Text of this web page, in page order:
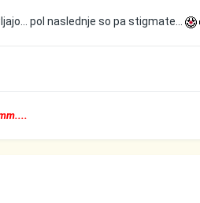
pol naslednje so pa stigmate...